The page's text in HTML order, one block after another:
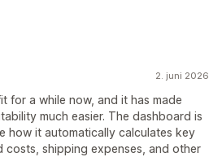
2. juni 2026
for a while now, and it has made
much easier. The dashboard is
how it automatically calculates key
costs, shipping expenses, and other